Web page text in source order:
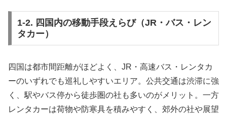
1-2. 四国内の移動手段えらび（JR・バス・レン
タカー）
四国は都市間距離がほどよく、JR・高速バス・レンタカ
ーのいずれでも巡礼しやすいエリア。公共交通は渋滞に強
く、駅やバス停から徒歩圏の社も多いのがメリット。一方
レンタカーは荷物や防寒具を積みやすく、郊外の社や展望